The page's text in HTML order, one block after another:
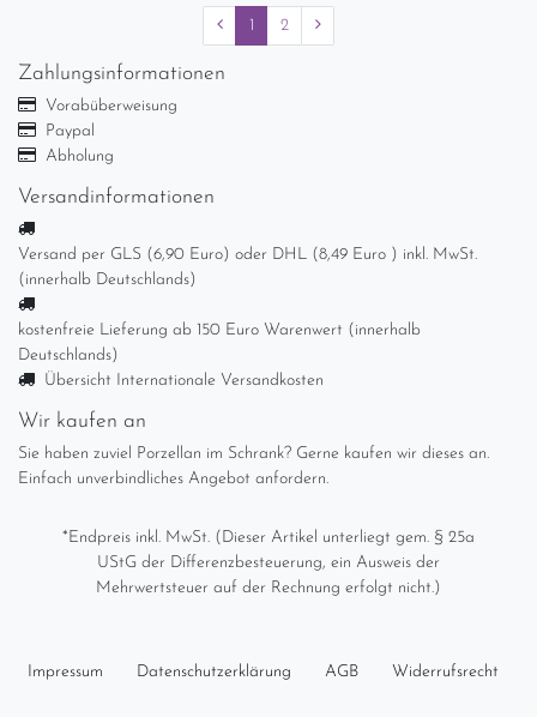
1 2
Zahlungsinformationen
Vorabüberweisung
Paypal
Abholung
Versandinformationen
Versand per GLS (6,90 Euro) oder DHL (8,49 Euro ) inkl. MwSt.
(innerhalb Deutschlands)
kostenfreie Lieferung ab 150 Euro Warenwert (innerhalb
Deutschlands)
Übersicht Internationale Versandkosten
Wir kaufen an
Sie haben zuviel Porzellan im Schrank? Gerne kaufen wir dieses an.
Einfach unverbindliches Angebot anfordern.
*Endpreis inkl. MwSt. (Dieser Artikel unterliegt gem. § 25a
UStG der Differenzbesteuerung, ein Ausweis der
Mehrwertsteuer auf der Rechnung erfolgt nicht.)
Impressum Daten­schutz­erklärung AGB Widerrufs­recht